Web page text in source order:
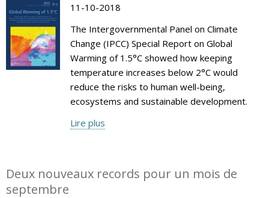
11-10-2018
The Intergovernmental Panel on Climate
Change (IPCC) Special Report on Global
Warming of 1.5°C showed how keeping
temperature increases below 2°C would
reduce the risks to human well-being,
ecosystems and sustainable development.
Lire plus
Deux nouveaux records pour un mois de
septembre